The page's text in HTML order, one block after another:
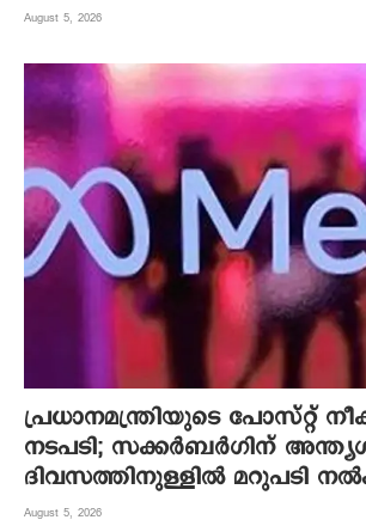
August 5, 2026
പ്രധാനമന്ത്രിയുടെ പോസ്റ്റ്
നടപടി; സക്കർബർഗിന്
ദിവസത്തിനുള്ളില്‍ മറുപടി
August 5, 2026